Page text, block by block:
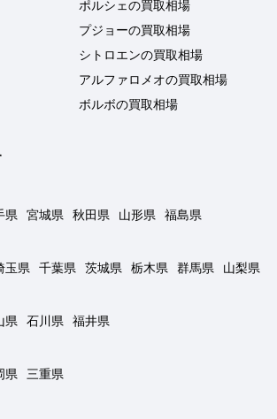
ポルシェの買取相場
プジョーの買取相場
シトロエンの買取相場
アルファロメオの買取相場
ボルボの買取相場
県 宮城県 秋田県 山形県
福島県
玉県 千葉県 茨城県 栃木県 群馬県
山梨県
県 石川県
福井県
県
三重県